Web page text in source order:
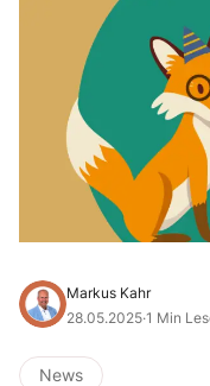
Markus Kahr
28.05.2025·1 Min
News